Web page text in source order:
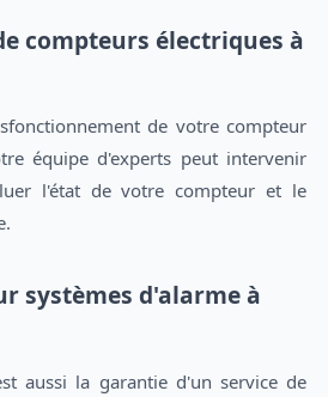
compteurs électriques à
de votre compteur
équipe d'experts peut intervenir
l'état de votre compteur et le
systèmes d'alarme à
aussi la garantie d'un service de